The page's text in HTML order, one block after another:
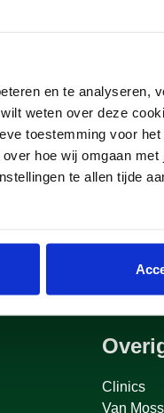
en te analyseren,
weten over deze
toestemming voor
hoe wij omgaan met
te allen tijde
Clinics
Van